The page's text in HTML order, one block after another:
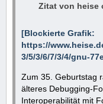
Zitat von heise
[Blockierte Grafik:
https://
3/5/3/6/7/3/4/gnu-
Zum 35. Geburtstag
älteres Debugging-
Interoperabilität mit